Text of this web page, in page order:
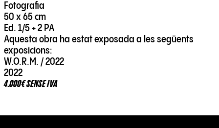
Fotografia
50 x 65 cm
Ed. 1/5 + 2 PA
Aquesta obra ha estat exposada a les següents
exposicions:
W.O.R.M. / 2022
2022
4.000€ SENSE IVA